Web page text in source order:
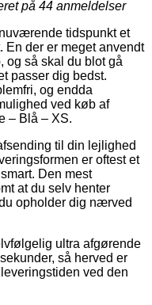
på 44 anmeldelser
tidspunkt et
En der er meget anvendt
og så skal du blot gå
passer dig bedst.
og endda
ved køb af
– Blå – XS.
til din lejlighed
er oftest et
Den mest
at du selv henter
opholder dig nærved
ultra afgørende
så herved er
ved den